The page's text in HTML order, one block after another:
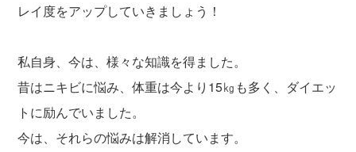
レイ度をアップしていきましょう！
私自身、今は、様々な知識を得ました。
昔はニキビに悩み、体重は今より15㎏も多く、ダイエッ
トに励んでいました。
今は、それらの悩みは解消しています。